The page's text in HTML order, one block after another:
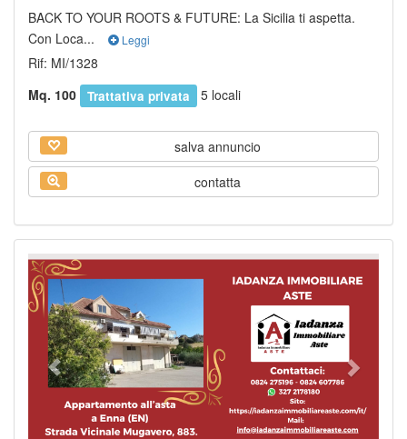
BACK TO YOUR ROOTS & FUTURE: La Sicilia ti aspetta.
Con Loca...
Leggi
Rif: MI/1328
Mq. 100
Trattativa privata 5 locali
salva annuncio
contatta
Previous Next